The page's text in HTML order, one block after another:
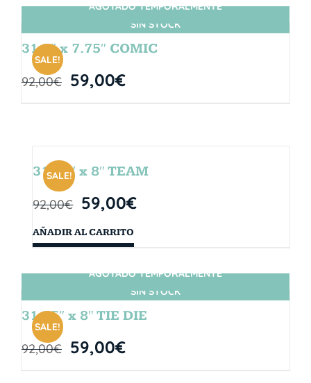
SIN STOCK
SALE!
AGOTADO TEMPORALMENTE
31.5″ x 7.75″ COMIC
92,00€ 59,00€
SALE!
31.75″ x 8″ TEAM
92,00€ 59,00€
AÑADIR AL CARRITO
SIN STOCK
SALE!
AGOTADO TEMPORALMENTE
31.75″ x 8″ TIE DIE
92,00€ 59,00€